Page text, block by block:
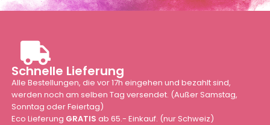
Schnelle Lieferung
Alle Bestellungen, die vor 17h eingehen und bezahlt sind,
werden noch am selben Tag versendet. (Außer Samstag,
Sonntag oder Feiertag)
Eco Lieferung GRATIS ab 65.- Einkauf. (nur Schweiz)